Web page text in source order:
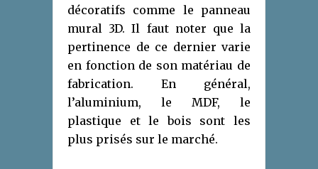
décoratifs comme le panneau
mural 3D. Il faut noter que la
pertinence de ce dernier varie
en fonction de son matériau de
fabrication. En général,
l’aluminium, le MDF, le
plastique et le bois sont les
plus prisés sur le marché.